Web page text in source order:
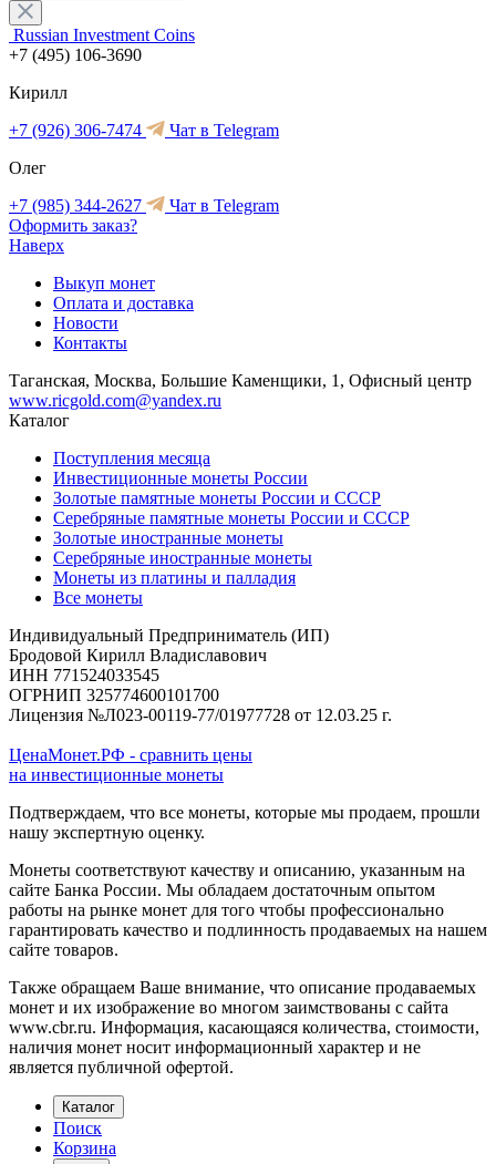
Russian Investment Coins
+7 (495) 106-3690
Кирилл
+7 (926) 306-7474
Чат в Telegram
Олег
+7 (985) 344-2627
Чат в Telegram
Оформить заказ?
Наверх
Выкуп монет
Оплата и доставка
Новости
Контакты
Таганская, Москва, Большие Каменщики, 1, Офисный центр
www.ricgold.com@yandex.ru
Каталог
Поступления месяца
Инвестиционные монеты России
Золотые памятные монеты России и СССР
Серебряные памятные монеты России и СССР
Золотые иностранные монеты
Серебряные иностранные монеты
Монеты из платины и палладия
Все монеты
Индивидуальный Предприниматель (ИП)
Бродовой Кирилл Владиславович
ИНН 771524033545
ОГРНИП 325774600101700
Лицензия №Л023-00119-77/01977728 от 12.03.25 г.
ЦенаМонет.РФ - сравнить цены
на инвестиционные монеты
Подтверждаем, что все монеты, которые мы продаем, прошли
нашу экспертную оценку.
Монеты соответствуют качеству и описанию, указанным на
сайте Банка России. Мы обладаем достаточным опытом
работы на рынке монет для того чтобы профессионально
гарантировать качество и подлинность продаваемых на нашем
сайте товаров.
Также обращаем Ваше внимание, что описание продаваемых
монет и их изображение во многом заимствованы с сайта
www.cbr.ru. Информация, касающаяся количества, стоимости,
наличия монет носит информационный характер и не
является публичной офертой.
Каталог
Поиск
Корзина